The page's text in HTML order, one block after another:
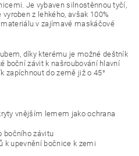
Je vybaven silnostěnnou tyčí,
z lehkého, avšak 100%
materiálu v zajímavé maskáčové
díky kterému je možné deštník
boční závit k našroubování hlavní
zapíchnout do země již o 45°
vnějším lemem jako ochrana
bočního závitu
k upevnění bočnice k zemi